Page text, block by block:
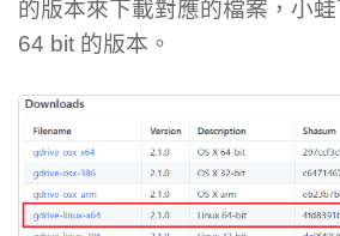
的版本來下載對應的檔案，小
64 bit 的版本。